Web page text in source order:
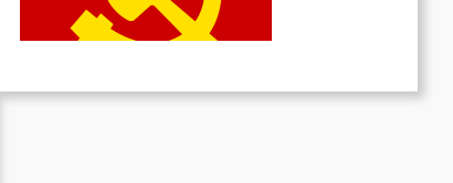
Juni 19, 2026